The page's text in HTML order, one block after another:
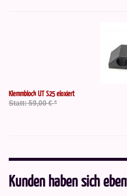
Klemmblock UT S25 eloxiert
Statt: 59,00 € *
Kunden haben sich